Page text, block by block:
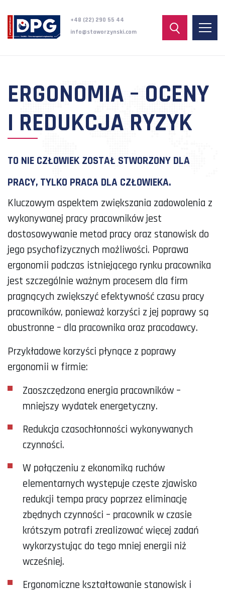
+48 (22) 290 55 44
info@staworzynski.com
ERGONOMIA – OCENY
I REDUKCJA RYZYK
TO NIE CZŁOWIEK ZOSTAŁ STWORZONY DLA
PRACY, TYLKO PRACA DLA CZŁOWIEKA.
Kluczowym aspektem zwiększania zadowolenia z
wykonywanej pracy pracowników jest
dostosowywanie metod pracy oraz stanowisk do
jego psychofizycznych możliwości. Poprawa
ergonomii podczas istniejącego rynku pracownika
jest szczególnie ważnym procesem dla firm
pragnących zwiększyć efektywność czasu pracy
pracowników, ponieważ korzyści z jej poprawy są
obustronne – dla pracownika oraz pracodawcy.
Przykładowe korzyści płynące z poprawy
ergonomii w firmie:
Zaoszczędzona energia pracowników –
mniejszy wydatek energetyczny.
Redukcja czasochłonności wykonywanych
czynności.
W połączeniu z ekonomiką ruchów
elementarnych występuje częste zjawisko
redukcji tempa pracy poprzez eliminację
zbędnych czynności – pracownik w czasie
krótszym potrafi zrealizować więcej zadań
wykorzystując do tego mniej energii niż
wcześniej.
Ergonomiczne kształtowanie stanowisk i